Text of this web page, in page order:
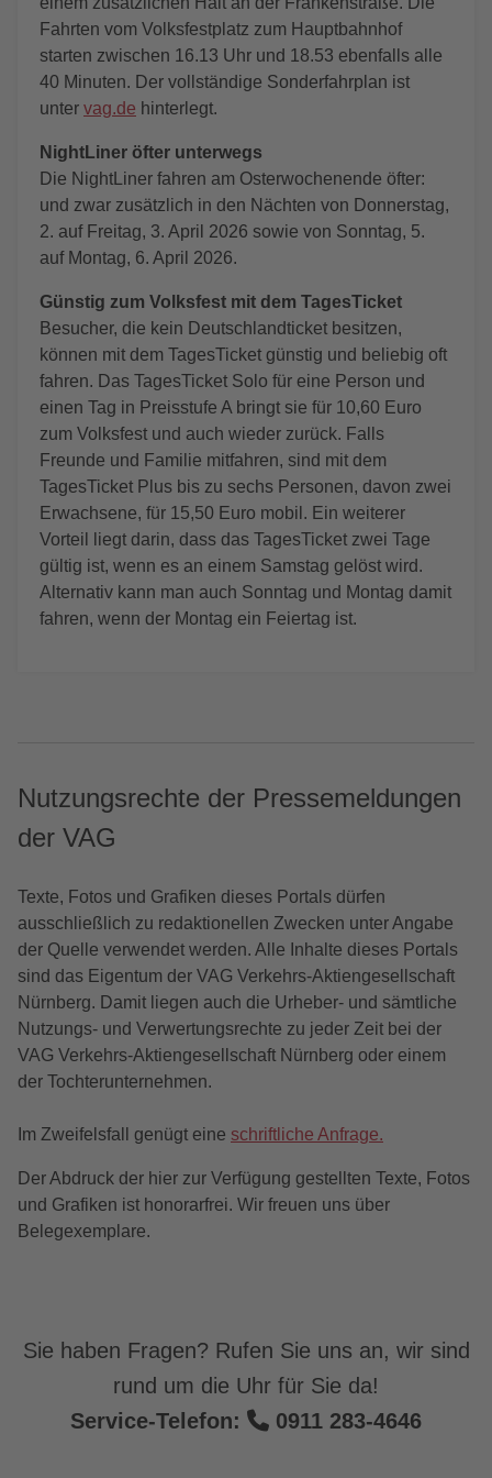
Fahrten vom Volksfestplatz zum Hauptbahnhof
starten zwischen 16.13 Uhr und 18.53 ebenfalls alle
40 Minuten. Der vollständige Sonderfahrplan ist
unter vag.de hinterlegt.
NightLiner öfter unterwegs
Die NightLiner fahren am Osterwochenende öfter:
und zwar zusätzlich in den Nächten von Donnerstag,
2. auf Freitag, 3. April 2026 sowie von Sonntag, 5.
auf Montag, 6. April 2026.
Günstig zum Volksfest mit dem TagesTicket
Besucher, die kein Deutschlandticket besitzen,
können mit dem TagesTicket günstig und beliebig oft
fahren. Das TagesTicket Solo für eine Person und
einen Tag in Preisstufe A bringt sie für 10,60 Euro
zum Volksfest und auch wieder zurück. Falls
Freunde und Familie mitfahren, sind mit dem
TagesTicket Plus bis zu sechs Personen, davon zwei
Erwachsene, für 15,50 Euro mobil. Ein weiterer
Vorteil liegt darin, dass das TagesTicket zwei Tage
gültig ist, wenn es an einem Samstag gelöst wird.
Alternativ kann man auch Sonntag und Montag damit
fahren, wenn der Montag ein Feiertag ist.
Nutzungsrechte der Pressemeldungen
der VAG
Texte, Fotos und Grafiken dieses Portals dürfen
ausschließlich zu redaktionellen Zwecken unter Angabe
der Quelle verwendet werden. Alle Inhalte dieses Portals
sind das Eigentum der VAG Verkehrs-Aktiengesellschaft
Nürnberg. Damit liegen auch die Urheber- und sämtliche
Nutzungs- und Verwertungsrechte zu jeder Zeit bei der
VAG Verkehrs-Aktiengesellschaft Nürnberg oder einem
der Tochterunternehmen.
Im Zweifelsfall genügt eine schriftliche Anfrage.
Der Abdruck der hier zur Verfügung gestellten Texte, Fotos
und Grafiken ist honorarfrei. Wir freuen uns über
Belegexemplare.
Sie haben Fragen? Rufen Sie uns an, wir sind
rund um die Uhr für Sie da!
Service-Telefon:
0911 283-4646